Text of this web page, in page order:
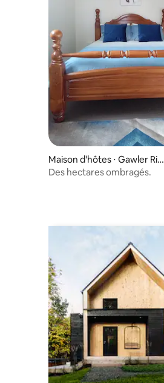
Maison d'hôtes ⋅ Gawler Rive
r
Des hectares ombragés.